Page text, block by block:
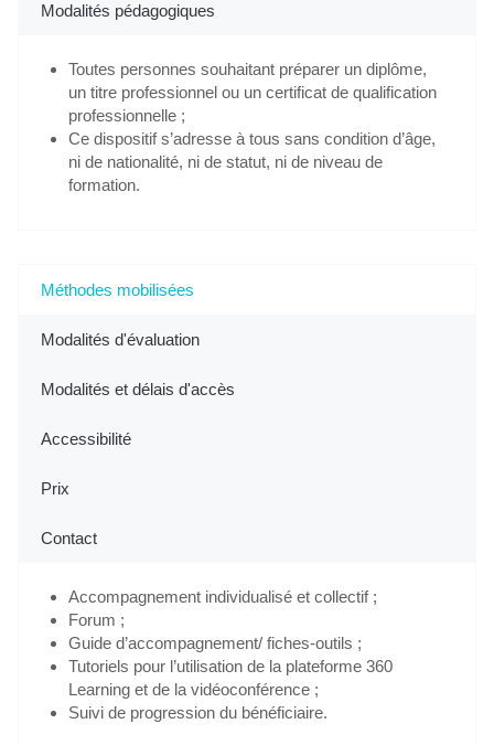
Modalités pédagogiques
Toutes personnes souhaitant préparer un diplôme,
un titre professionnel ou un certificat de qualification
professionnelle ;
Ce dispositif s’adresse à tous sans condition d’âge,
ni de nationalité, ni de statut, ni de niveau de
formation.
Méthodes mobilisées
Modalités d'évaluation
Modalités et délais d'accès
Accessibilité
Prix
Contact
Accompagnement individualisé et collectif ;
Forum ;
Guide d’accompagnement/ fiches-outils ;
Tutoriels pour l’utilisation de la plateforme 360
Learning et de la vidéoconférence ;
Suivi de progression du bénéficiaire.